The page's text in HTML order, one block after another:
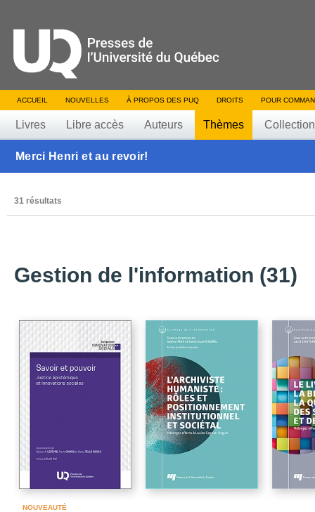
ACCUEIL NOUVELLES À PROPOS DES PUQ DROITS POUR
Livres Libre accès Auteurs Thèmes
Merci Henri et au revoir!
31 résultats
Gestion de l'information (31)
NOUVEAUTÉ